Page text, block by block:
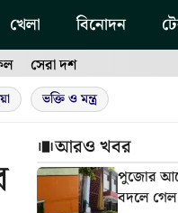
খেলা বিনোদন
সেরা দশ
ভক্তি ও মন্ত্র
আরও খবর
পুজোর
বদলে